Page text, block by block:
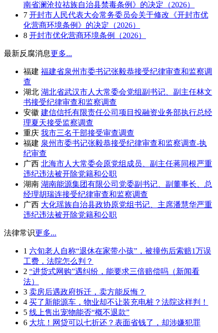
南省澜沧拉祜族自治县禁毒条例》的决定（2026）
7 开封市人民代表大会常务委员会关于修改《开封市优
化营商环境条例》的决定（2026）
8 开封市优化营商环境条例（2026）
最新反腐消息更多...
福建 福建省泉州市委书记张毅恭接受纪律审查和监察调
查
湖北 湖北省武汉市人大常委会党组副书记、副主任林文
书接受纪律审查和监察调查
安徽 建信信托有限责任公司项目投融资业务部执行总经
理夏天接受监察调查
重庆 我市三名干部接受审查调查
福建 泉州市委书记张毅恭接受纪律审查和监察调查-执
纪审查
广西 北海市人大常委会原党组成员、副主任蒋同根严重
违纪违法被开除党籍和公职
湖南 湖南能源集团有限公司党委副书记、副董事长、总
经理胡瑞连接受纪律审查和监察调查
广西 大化瑶族自治县政协原党组书记、主席潘慧华严重
违纪违法被开除党籍和公职
法律常识更多...
1 六旬老人自称“退休在家带小孩”，被撞伤后索赔1万误
工费，法院怎么判？
2 “进货式网购”遇纠纷，能要求三倍赔偿吗（新闻看
法）
3 卖房后遇政府拆迁，卖方能反悔？
4 买了新能源车，物业却不让装充电桩？法院这样判！
5 线上售出宠物能否“概不退款”
6 大坑！网贷可以七折还？表面省钱了，却涉嫌犯罪